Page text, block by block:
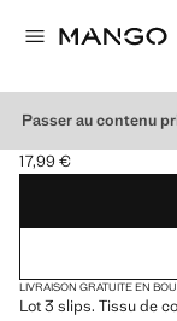
Passer au contenu
LOT 3 SLIPS
Prix actuel [17,99 € ]
17,99 €
Choisissez une
LIVRAISON GRATUITE EN
Lot 3 slips. Tissu de